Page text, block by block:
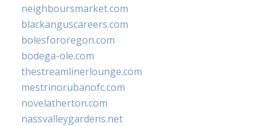
neighboursmarket.com
blackanguscareers.com
bolesfororegon.com
bodega-ole.com
thestreamlinerlounge.com
mestrinorubanofc.com
novelatherton.com
nassvalleygardens.net